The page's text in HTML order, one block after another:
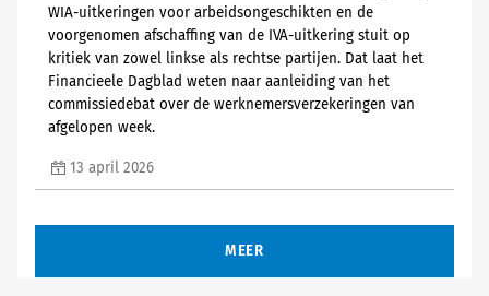
WIA-uitkeringen voor arbeidsongeschikten en de
voorgenomen afschaffing van de IVA-uitkering stuit op
kritiek van zowel linkse als rechtse partijen. Dat laat het
Financieele Dagblad weten naar aanleiding van het
commissiedebat over de werknemersverzekeringen van
afgelopen week.
13 april 2026
MEER